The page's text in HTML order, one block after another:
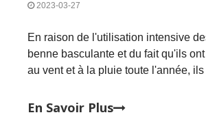
2023-03-27
En raison de l'utilisation intensive
benne basculante et du fait qu'ils
au vent et à la pluie toute l'année,
oblige à l'entretenir quotidiennement
En Savoir Plus